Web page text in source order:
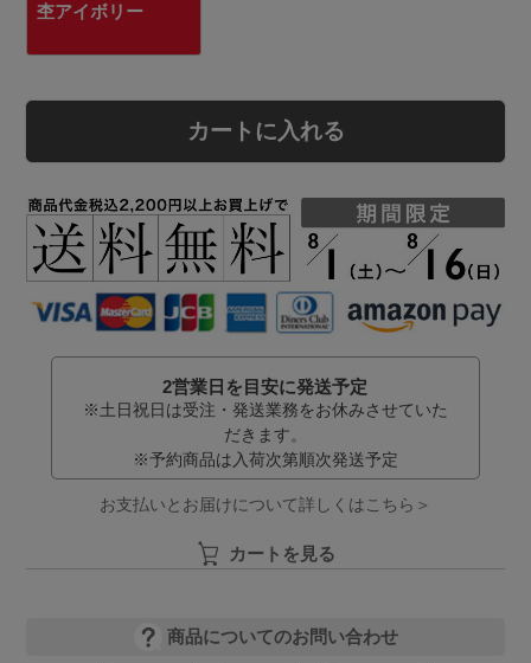
杢アイボリー
カートに入れる
2営業日を目安に発送予定
※土日祝日は受注・発送業務をお休みさせていた
だきます。
※予約商品は入荷次第順次発送予定
お支払いとお届けについて詳しくはこちら＞
カートを見る
商品についてのお問い合わせ